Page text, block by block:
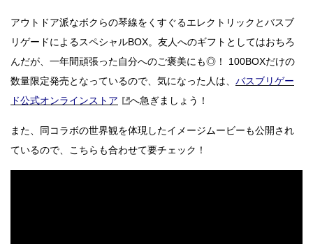
アウトドア派なボクらの琴線をくすぐるエレクトリックとバスブ
リゲードによるスペシャルBOX。友人へのギフトとしてはおちろ
んだが、一年間頑張った自分へのご褒美にも◎！ 100BOXだけの
数量限定発売となっているので、気になった人は、 バスブリゲー
ド公式オンラインストア
へ急ぎましょう！
また、同コラボの世界観を体現したイメージムービーも公開され
ているので、こちらも合わせて要チェック！